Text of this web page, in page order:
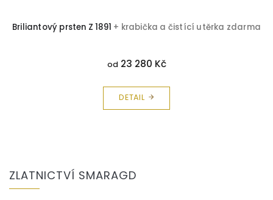
Briliantový prsten Z 1891 + krabička a čistící utěrka zdarma
od23 280 Kč
DETAIL
ZLATNICTVÍ SMARAGD